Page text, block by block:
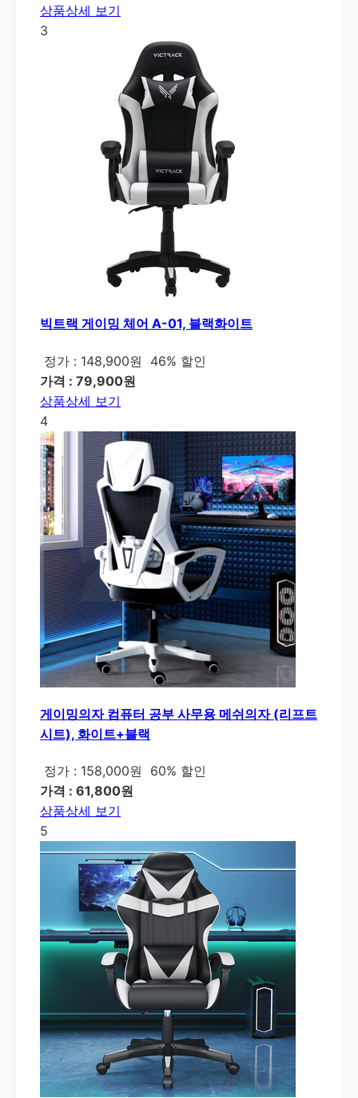
상품상세 보기
3
빅트랙 게이밍 체어 A-01, 블랙화이트
정가 : 148,900원
46% 할인
가격 : 79,900원
상품상세 보기
4
게이밍의자 컴퓨터 공부 사무용 메쉬의자 (리프트
시트), 화이트+블랙
정가 : 158,000원
60% 할인
가격 : 61,800원
상품상세 보기
5